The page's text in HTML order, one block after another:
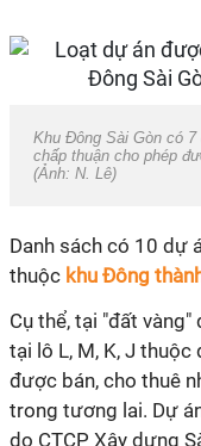
Khu Đông Sài Gòn có
chấp thuận cho phép
(Ảnh: N. Lê)
Danh sách có 10 dự
thuộc khu Đông
Cụ thể, tại "đất
tại lô L, M, K, J thuộc
được bán, cho thuê
trong tương lai. Dự
do CTCP Xây dựng